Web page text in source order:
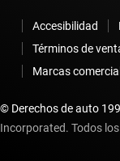
Accesibilidad
Términos de
Marcas
© Derechos de auto
Incorporated. Todos